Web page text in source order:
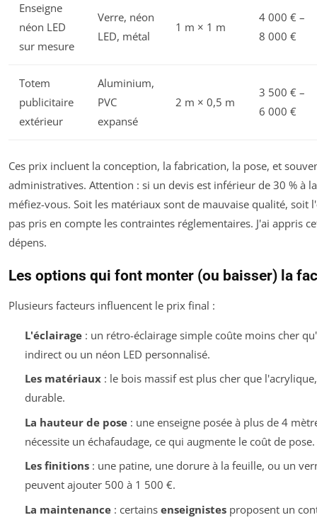
Enseigne
néon LED
sur mesure
Verre, néon
LED, métal
1 m × 1 m
4 000 € –
8 000 €
Totem
publicitaire
extérieur
Aluminium,
PVC
expansé
2 m × 0,5 m
3 500 € –
6 000 €
Ces prix incluent la conception, la fabrication, la pose, et
administratives. Attention : si un devis est inférieur de 30 % à
méfiez-vous. Soit les matériaux sont de mauvaise qualité, soit l'
pas pris en compte les contraintes réglementaires. J'ai appris
dépens.
Les options qui font monter (ou baisser) la
Plusieurs facteurs influencent le prix final :
L'éclairage: un rétro-éclairage simple coûte moins cher
indirect ou un néon LED personnalisé.
Les matériaux: le bois massif est plus cher que
durable.
La hauteur de pose: une enseigne posée à plus de 4
nécessite un échafaudage, ce qui augmente le coût de pose.
Les finitions: une patine, une dorure à la feuille, ou un
peuvent ajouter 500 à 1 500 €.
La maintenance: certains enseignistesproposent un